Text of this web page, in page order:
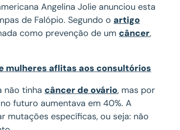
Angelina Jolie anunciou esta
de Falópio. Segundo o artigo
como prevenção de um câncer,
mulheres aflitas aos consultórios
não tinha câncer de ovário, mas por
futuro aumentava em 40%. A
mutações específicas, ou seja: não